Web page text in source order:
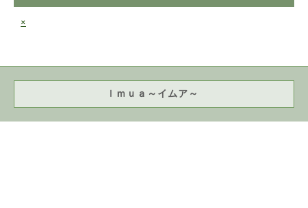
×
Ｉｍｕａ～イムア～